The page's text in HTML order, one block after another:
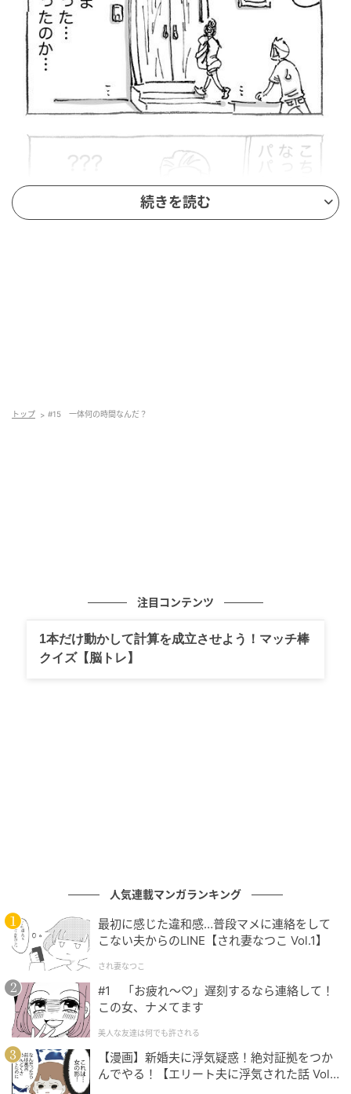
続きを読む
トップ #15 一体何の時間なんだ？
注目コンテンツ
1本だけ動かして計算を成立させよう！マッチ棒
クイズ【脳トレ】
人気連載マンガランキング
最初に感じた違和感…普段マメに連絡をして
こない夫からのLINE【され妻なつこ Vol.1】
され妻なつこ
#1 「お疲れ〜♡」遅刻するなら連絡して！
この女、ナメてます
美人な友達は何でも許される
【漫画】新婚夫に浮気疑惑！絶対証拠をつか
んでやる！【エリート夫に浮気された話 Vol.